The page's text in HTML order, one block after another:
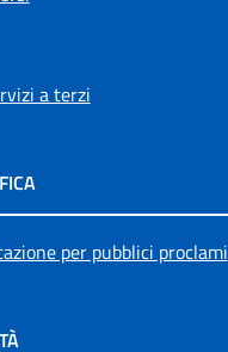
a terzi
per pubblici proclami